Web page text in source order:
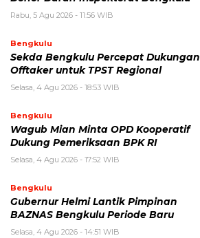
Rabu, 5 Agu 2026 - 11:56 WIB
Bengkulu
Sekda Bengkulu Percepat Dukungan
Offtaker untuk TPST Regional
Selasa, 4 Agu 2026 - 18:53 WIB
Bengkulu
Wagub Mian Minta OPD Kooperatif
Dukung Pemeriksaan BPK RI
Selasa, 4 Agu 2026 - 17:52 WIB
Bengkulu
Gubernur Helmi Lantik Pimpinan
BAZNAS Bengkulu Periode Baru
Selasa, 4 Agu 2026 - 14:51 WIB